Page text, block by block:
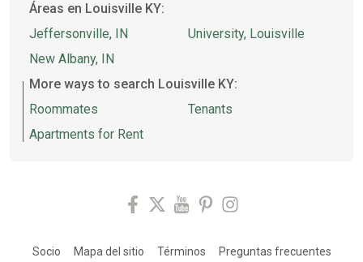
Áreas en Louisville KY:
Jeffersonville, IN
New Albany, IN
University, Louisville
More ways to search Louisville KY:
Roommates
Apartments for Rent
Tenants
Socio Mapa del sitio Términos Preguntas frecuentes